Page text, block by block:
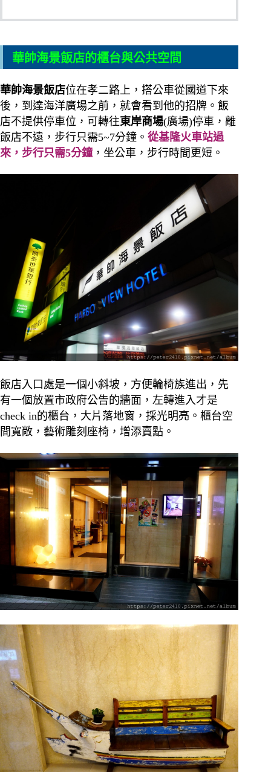
華帥海景飯店的櫃台與公共空間
華帥海景飯店位在孝二路上，搭公車從國道下來
後，到達海洋廣場之前，就會看到他的招牌。飯
店不提供停車位，可轉往東岸商場(廣場)停車，離
飯店不遠，步行只需5~7分鐘。 從基隆火車站過
來，步行只需5分鐘，坐公車，步行時間更短。
飯店入口處是一個小斜坡，方便輪椅族進出，先
有一個放置市政府公告的牆面，左轉進入才是
check in的櫃台，大片落地窗，採光明亮。櫃台空
間寬敞，藝術雕刻座椅，增添賣點。